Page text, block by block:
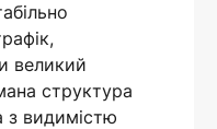
великий
структура
з видимістю